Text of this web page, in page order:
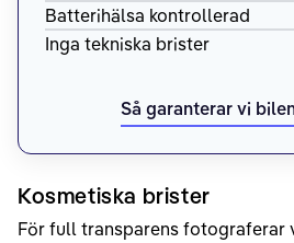
Batterihälsa kontrollerad
Inga tekniska brister
Så garanterar vi
Kosmetiska brister
För full transparens fotograferar